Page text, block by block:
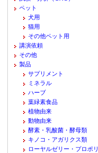
ペット
犬用
猫用
その他ペット用
講演依頼
その他
製品
サプリメント
ミネラル
ハーブ
葉緑素食品
植物由来
動物由来
酵素・乳酸菌・酵母類
キノコ・アガリクス類
ローヤルゼリー・プロポリ